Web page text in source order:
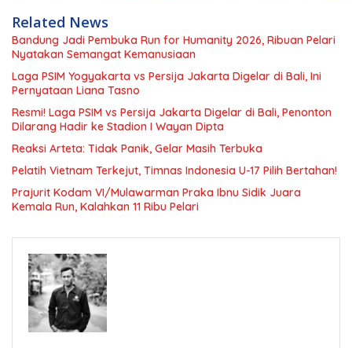
Related News
Bandung Jadi Pembuka Run for Humanity 2026, Ribuan Pelari
Nyatakan Semangat Kemanusiaan
Laga PSIM Yogyakarta vs Persija Jakarta Digelar di Bali, Ini
Pernyataan Liana Tasno
Resmi! Laga PSIM vs Persija Jakarta Digelar di Bali, Penonton
Dilarang Hadir ke Stadion I Wayan Dipta
Reaksi Arteta: Tidak Panik, Gelar Masih Terbuka
Pelatih Vietnam Terkejut, Timnas Indonesia U-17 Pilih Bertahan!
Prajurit Kodam VI/Mulawarman Praka Ibnu Sidik Juara
Kemala Run, Kalahkan 11 Ribu Pelari